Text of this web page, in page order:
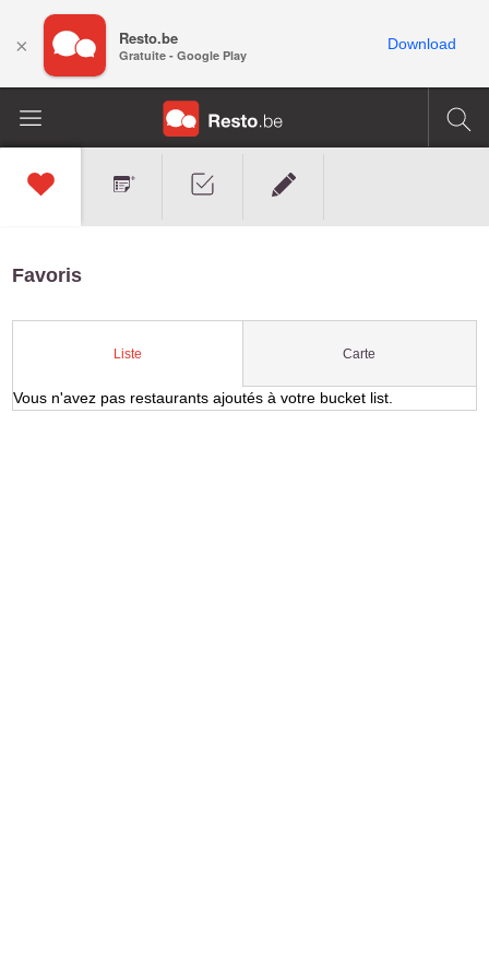
Favoris
Liste Carte
Vous n'avez pas restaurants ajoutés à votre bucket list.
× Resto.be
Gratuite - Google Play
Download